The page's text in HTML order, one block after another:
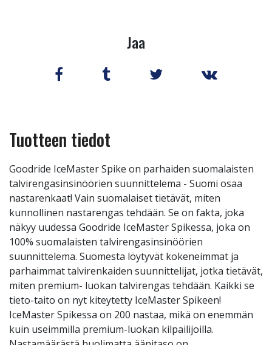
Jaa
Tuotteen tiedot
Goodride IceMaster Spike on parhaiden suomalaisten
talvirengasinsinöörien suunnittelema - Suomi osaa
nastarenkaat! Vain suomalaiset tietävät, miten
kunnollinen nastarengas tehdään. Se on fakta, joka
näkyy uudessa Goodride IceMaster Spikessa, joka on
100% suomalaisten talvirengasinsinöörien
suunnittelema. Suomesta löytyvät kokeneimmat ja
parhaimmat talvirenkaiden suunnittelijat, jotka tietävät,
miten premium- luokan talvirengas tehdään. Kaikki se
tieto-taito on nyt kiteytetty IceMaster Spikeen!
IceMaster Spikessa on 200 nastaa, mikä on enemmän
kuin useimmilla premium-luokan kilpailijoilla.